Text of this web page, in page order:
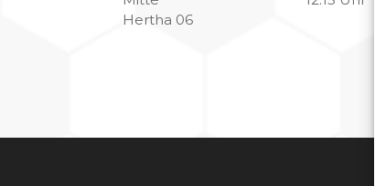
Hertha 06